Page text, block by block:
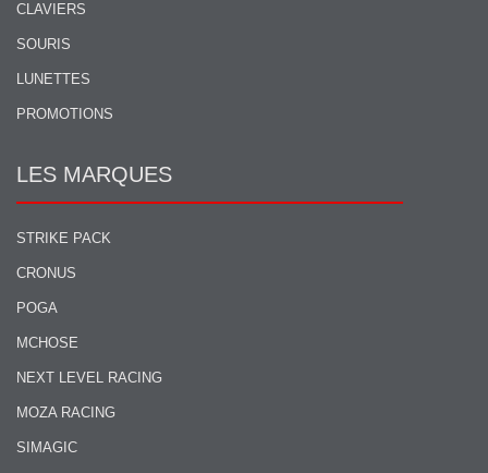
CLAVIERS
SOURIS
LUNETTES
PROMOTIONS
LES MARQUES
STRIKE PACK
CRONUS
POGA
MCHOSE
NEXT LEVEL RACING
MOZA RACING
SIMAGIC